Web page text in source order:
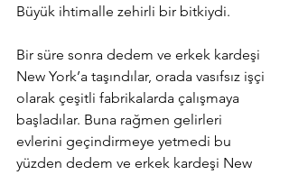
Büyük ihtimalle zehirli bir bitkiydi.
Bir süre sonra dedem ve erkek kardeşi
New York’a taşındılar, orada vasıfsız işçi
olarak çeşitli fabrikalarda çalışmaya
başladılar. Buna rağmen gelirleri
evlerini geçindirmeye yetmedi bu
yüzden dedem ve erkek kardeşi New